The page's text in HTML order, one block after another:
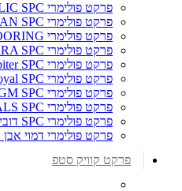
פרקט פולימרי REPUBLIC SPC נגד מים
פרקט פולימרי OCEAN SPC פנטום נגד מים
פרקט פולימרי SPC FLOORING נגד מים
פרקט פולימרי TERRA SPC טרה נגד מים
פרקט פולימרי Jupiter SPC נגד מים
פרקט פולימרי Royal SPC נגד מים
פרקט פולימרי MGM SPC נגד מים
פרקט פולימרי ORIGINALS SPC נגד מים
פרקט פולימרי SPC דוביפרקט נגד מים
פרקט פולימרי דמוי אבן REPUBLIC SPC נגד מים
פרקט קוויק סטפ